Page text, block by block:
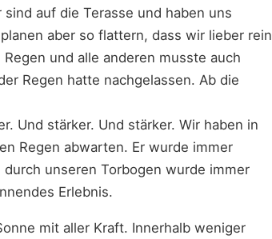
auf die Terasse und haben uns
aber so flattern, dass wir lieber rein
und alle anderen musste auch
Regen hatte nachgelassen. Ab die
Und stärker. Und stärker. Wir haben in
Regen abwarten. Er wurde immer
unseren Torbogen wurde immer
Erlebnis.
mit aller Kraft. Innerhalb weniger